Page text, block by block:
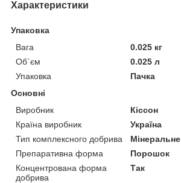
Характеристики
Упаковка
Вага
0.025 кг
Об`єм
0.025 л
Упаковка
Пачка
Основні
Виробник
Кіссон
Країна виробник
Україна
Тип комплексного добрива
Мінеральне
Препаративна форма
Порошок
Концентрована форма
добрива
Так